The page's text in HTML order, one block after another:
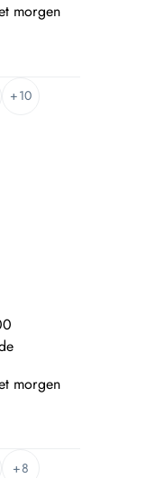
morgen
+10
morgen
+8